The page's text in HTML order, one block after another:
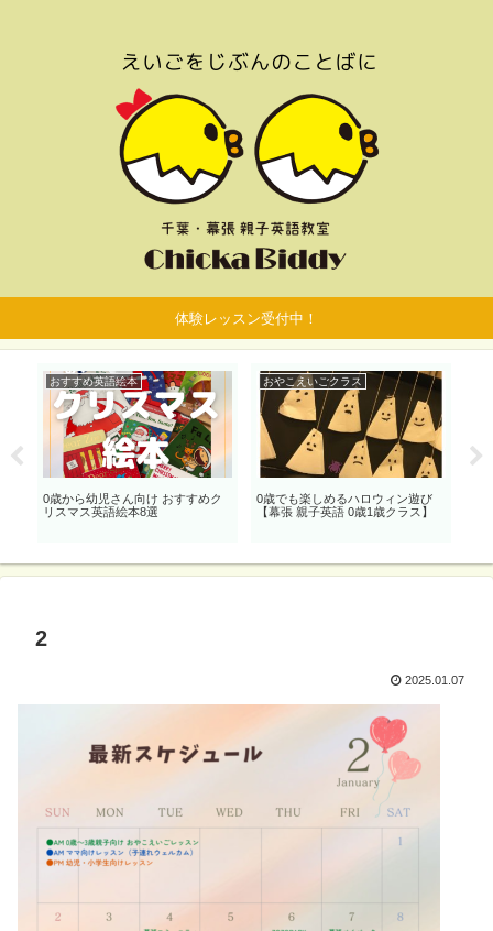
体験レッスン受付中！
おすすめ英語絵本
0歳から幼児さん向け おすすめク
リスマス英語絵本8選
おやこえいごクラス
0歳でも楽しめるハロウィン遊び
【幕張 親子英語 0歳1歳クラス】
2
2025.01.07